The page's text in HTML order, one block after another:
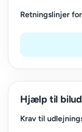
Retningslinjer
Hjælp til
Krav til